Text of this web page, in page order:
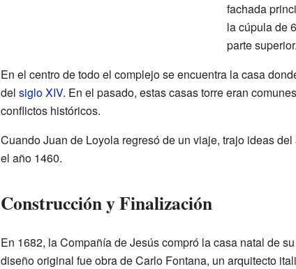
fachada
la cúpula de
parte
En el centro de todo el complejo se encuentra la casa
del siglo XIV. En el pasado, estas casas torre eran
conflictos históricos.
Cuando Juan de Loyola regresó de un viaje, trajo ideas
el año 1460.
Construcción y Finalización
En 1682, la Compañía de Jesús compró la casa natal de
diseño original fue obra de Carlo Fontana, un arquitecto